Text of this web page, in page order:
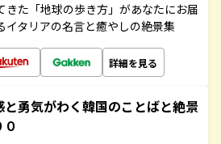
きた「地球の歩き方」があなたにお届
イタリアの名言と癒やしの絶景集
詳細を見る
と勇気がわく韓国のことばと絶景
０